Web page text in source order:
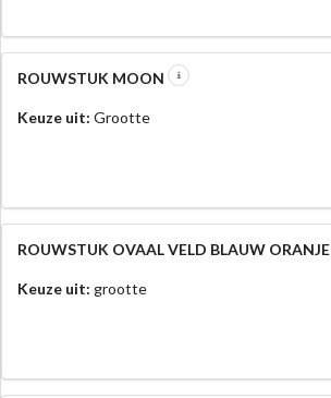
ROUWSTUK MOON
Keuze uit: Grootte
ROUWSTUK OVAAL VELD BLAUW ORANJE
Keuze uit: grootte